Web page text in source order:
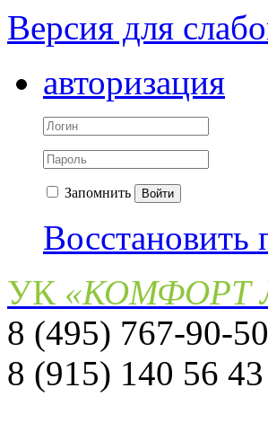
Версия для
авторизация
Запомнить Войти
Восстановить
УК «КОМФОРТ
8 (495) 767-90-
8 (915) 140 56